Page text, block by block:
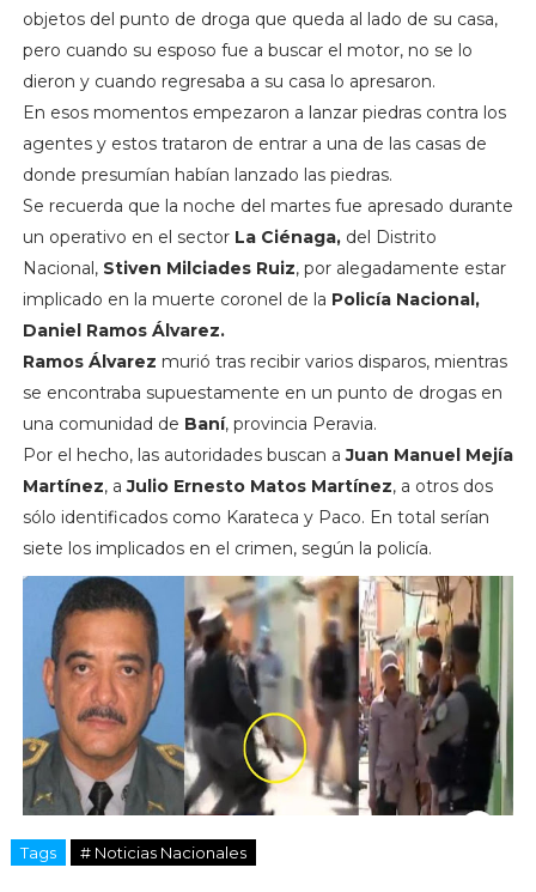
objetos del punto de droga que queda al lado de su casa,
pero cuando su esposo fue a buscar el motor, no se lo
dieron y cuando regresaba a su casa lo apresaron.
En esos momentos empezaron a lanzar piedras contra los
agentes y estos trataron de entrar a una de las casas de
donde presumían habían lanzado las piedras.
Se recuerda que la noche del martes fue apresado durante
un operativo en el sector La Ciénaga,del Distrito
Nacional, Stiven Milciades Ruiz, por alegadamente estar
implicado en la muerte coronel de la Policía Nacional,
Daniel Ramos Álvarez.
Ramos Álvarez murió tras recibir varios disparos, mientras
se encontraba supuestamente en un punto de drogas en
una comunidad de Baní, provincia Peravia.
Por el hecho, las autoridades buscan aJuan Manuel Mejía
Martínez, aJulio Ernesto Matos Martínez, a otros dos
sólo identificados como Karateca y Paco. En total serían
siete los implicados en el crimen, según la policía.
Tags # Noticias Nacionales